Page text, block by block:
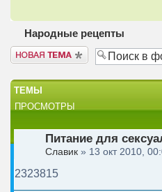
Народные рецепты
Новая тема
ТЕМЫ
ПРОСМОТРЫ
Питание для
Славик » 13 окт 2010,
2323815